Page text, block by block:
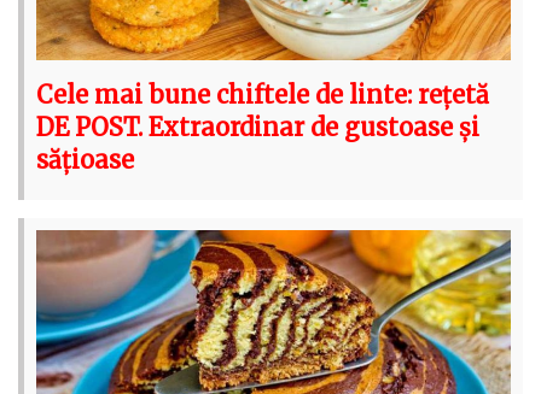
Cele mai bune chiftele de linte: rețetă
DE POST. Extraordinar de gustoase și
sățioase